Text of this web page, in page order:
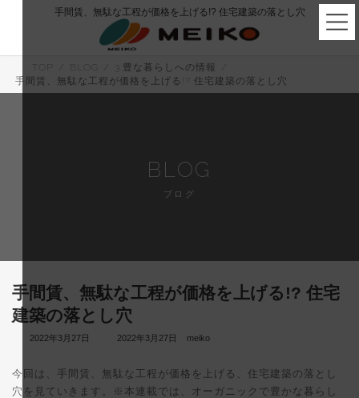
ス
ン
手間賃、無駄な工程が価格を上げる!? 住宅建築の落とし穴
TOP BLOG
3.豊な暮らしへの情報
手間賃、無駄な工程が価格を上げる!? 住宅建築の落とし穴
BLOG
ブログ
手間賃、無駄な工程が価格を上げる!? 住宅
建築の落とし穴
2022年3月27日
最
新
2022年3月27日 meiko
今回は、手間賃、無駄な工程が価格を上げる、住宅建築の落とし
穴を見ていきます。※本連載では、オーガニックで豊かな暮らし